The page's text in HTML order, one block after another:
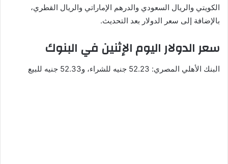
الكويتي والريال السعودي والدرهم الإماراتي والريال القطري،
بالإضافة إلى سعر الدولار بعد التحديث.
سعر الدولار اليوم الإثنين في البنوك
البنك الأهلي المصري: 52.23 جنيه للشراء، و52.33 جنيه للبيع